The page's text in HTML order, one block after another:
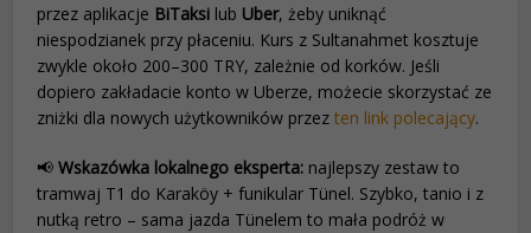
przez aplikacje BiTaksi lub Uber, żeby uniknąć
niespodzianek przy płaceniu. Kurs z Sultanahmet kosztuje
zwykle około 200–300 TRY, zależnie od korków. Jeśli
dopiero zakładacie konto w Uberze, możecie skorzystać ze
zniżki dla nowych użytkowników przezten link polecający.
📢Wskazówka lokalnego eksperta: najlepszy zestaw to
tramwaj T1 do Karaköy + funikular Tünel. Szybko, tanio i z
nutką retro – sama jazda Tünelem to mała podróż w